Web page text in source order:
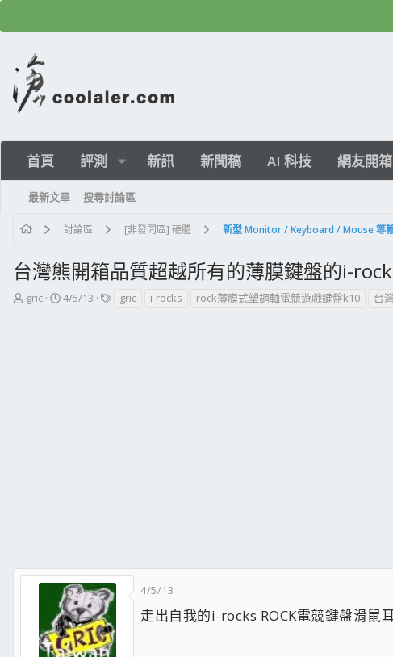
首頁 評測 新訊 新聞稿 AI 科技 網友開箱
最新文章 搜尋討論區
討論區 [非發問區] 硬體 新型 Monitor / Keyboard / Mouse 等
台灣熊開箱品質超越所有的薄膜鍵盤的i-
主
gric
開
4/5/13
標gric i-rocks rock薄膜式塑鋼軸電競遊戲鍵盤k10 台
4/5/13
走出自我的i-rocks ROCK電競鍵盤滑鼠